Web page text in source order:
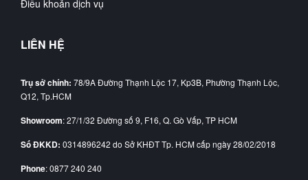
Điều khoản dịch vụ
LIÊN HỆ
Trụ sở chính: 78/9A Đường Thạnh Lộc 17, Kp3B, Phường Thạnh Lộc,
Q12, Tp.HCM
Showroom: 27/1/32 Đường số 9, F16, Q. Gò Vấp, TP HCM
Số ĐKKD: 0314896242 do Sở KHĐT Tp. HCM cấp ngày 28/02/2018
Phone: 0877 240 240